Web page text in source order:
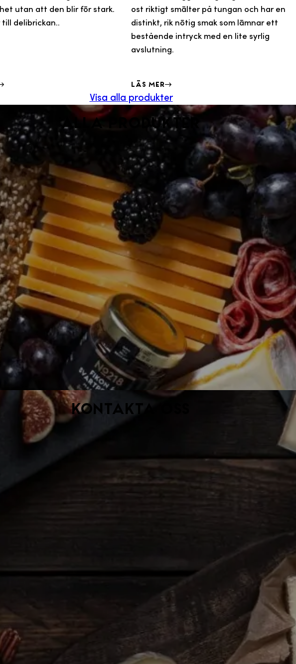
utan att den blir för stark.
till delibrickan..
ost riktigt smälter på tungan och har en
distinkt, rik nötig smak som lämnar ett
bestående intryck med en lite syrlig
avslutning.
Läs mer
Visa alla produkter
Alla produkter
Kontakta oss